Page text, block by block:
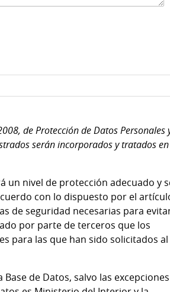
de Protección de Datos Personales
serán incorporados y tratados
un nivel de protección adecuado y
con lo dispuesto por el
de seguridad necesarias para
por parte de terceros que los
para las que han sido solicitados al
de Datos, salvo las excepciones